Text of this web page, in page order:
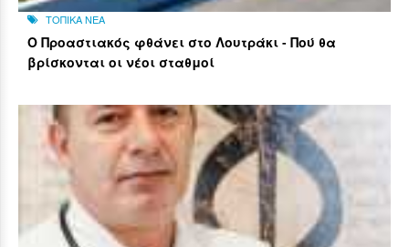
ΤΟΠΙΚΑ ΝΕΑ
Ο Προαστιακός φθάνει στο Λουτράκι - Πού θα
βρίσκονται οι νέοι σταθμοί